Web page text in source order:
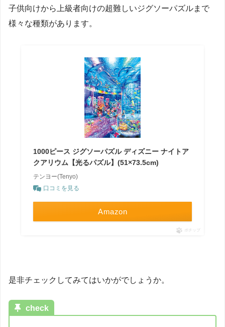
子供向けから上級者向けの超難しいジグソーパズルまで
様々な種類があります。
1000ピース ジグソーパズル ディズニー ナイトア
クアリウム【光るパズル】(51×73.5cm)
テンヨー(Tenyo)
口コミを見る
Amazon
ポチップ
是非チェックしてみてはいかがでしょうか。
check